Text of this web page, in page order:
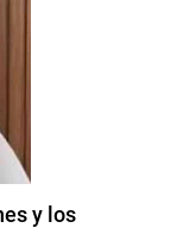
y los